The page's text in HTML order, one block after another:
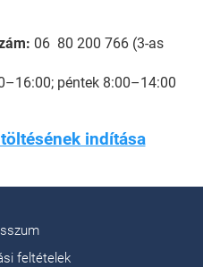
06 80 200 766 (3-as
péntek 8:00–14:00
indítása
feltételek